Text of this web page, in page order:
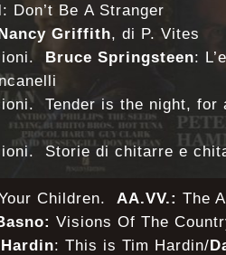
: Don’t Be A Stranger
Griffith, di P. Vites
Bruce Springsteen:
Tender is the night, for
Storie di chitarre e
Children. AA.VV.: The
Visions Of The
: This is Tim Hardin/